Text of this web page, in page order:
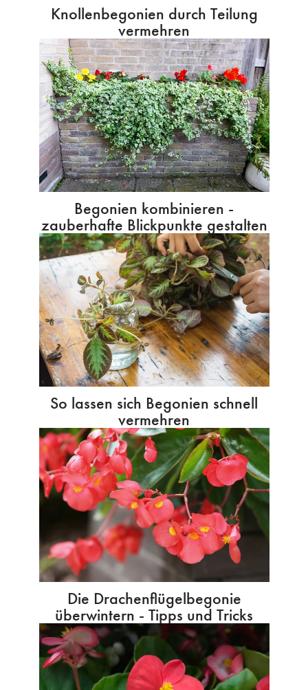
Knollenbegonien durch Teilung
vermehren
Begonien kombinieren -
zauberhafte Blickpunkte gestalten
So lassen sich Begonien schnell
vermehren
Die Drachenflügelbegonie
überwintern - Tipps und Tricks